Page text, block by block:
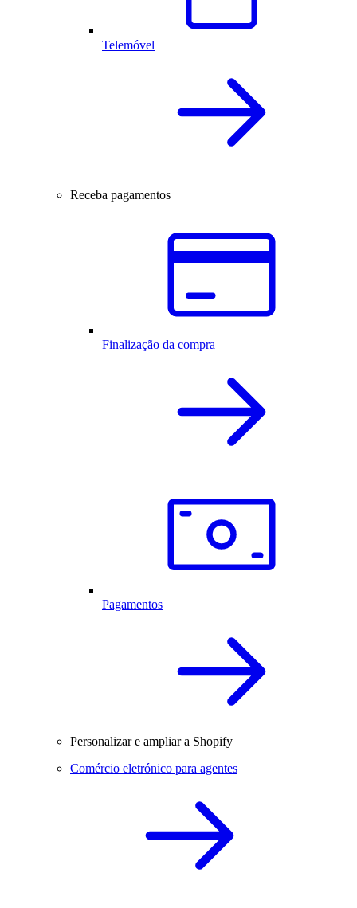
Telemóvel
Receba pagamentos
Finalização da compra
Pagamentos
Personalizar e ampliar a Shopify
Comércio eletrónico para agentes